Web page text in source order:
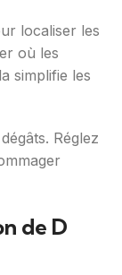
localiser les
où les
simplifie les
Réglez
de D